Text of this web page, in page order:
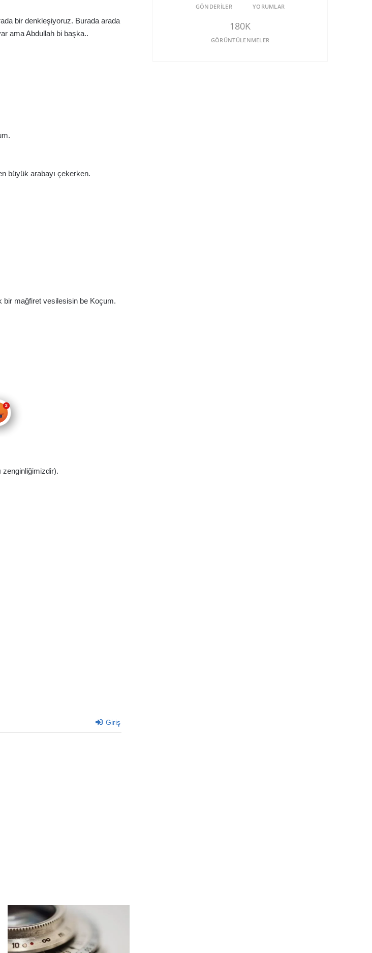
bir denkleşiyoruz. Burada arada
ama Abdullah bi başka..
büyük arabayı çekerken.
bir mağfiret vesilesisin be Koçum.
zenginliğimizdir).
Giriş
GÖNDERILER YORUMLAR
180K
GÖRÜNTÜLENMELER